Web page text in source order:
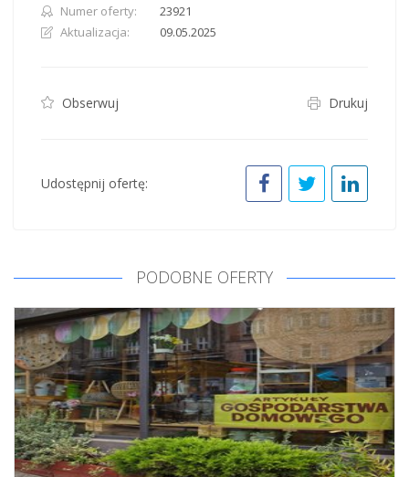
Numer oferty:
23921
Aktualizacja:
09.05.2025
Obserwuj Drukuj
Udostępnij ofertę:
PODOBNE OFERTY